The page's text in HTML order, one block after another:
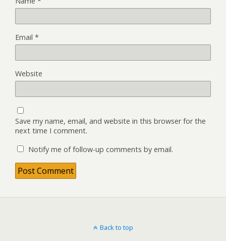
Email *
Website
Save my name, email, and website in this browser for the
next time I comment.
Notify me of follow-up comments by email.
Back to top